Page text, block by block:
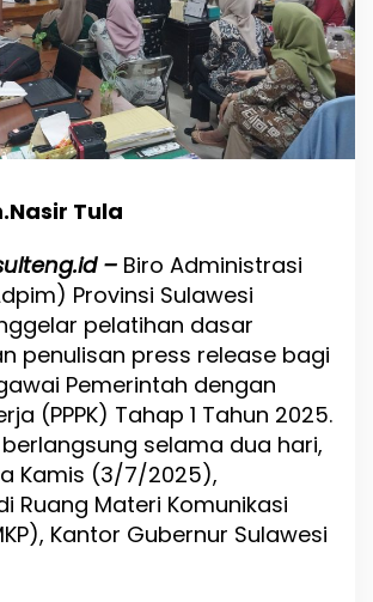
t
e
n
s
i
P
P
K
r
o
d
p
i
m
S
u
l
t
e
Tula
– Biro Administrasi
Provinsi Sulawesi
pelatihan dasar
penulisan press release bagi
Pemerintah dengan
(PPPK) Tahap 1 Tahun 2025.
selama dua hari,
Kamis (3/7/2025),
Ruang Materi Komunikasi
Kantor Gubernur Sulawesi